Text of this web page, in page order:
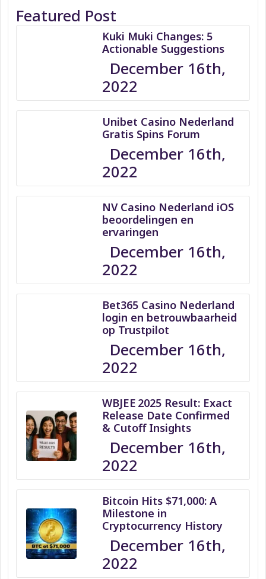
Featured Post
Kuki Muki Changes: 5
Actionable Suggestions
December 16th,
2022
Unibet Casino Nederland
Gratis Spins Forum
December 16th,
2022
NV Casino Nederland iOS
beoordelingen en
ervaringen
December 16th,
2022
Bet365 Casino Nederland
login en betrouwbaarheid
op Trustpilot
December 16th,
2022
WBJEE 2025 Result: Exact
Release Date Confirmed
& Cutoff Insights
December 16th,
2022
Bitcoin Hits $71,000: A
Milestone in
Cryptocurrency History
December 16th,
2022